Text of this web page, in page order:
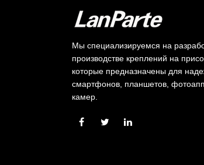
Мы специализируемся на
производстве креплений на
которые предназначены для
смартфонов, планшетов,
камер.